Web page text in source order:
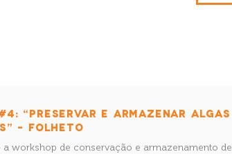
“PRESERVAR E ARMAZENAR ALGAS
– FOLHETO
a workshop de conservação e armazenamento de